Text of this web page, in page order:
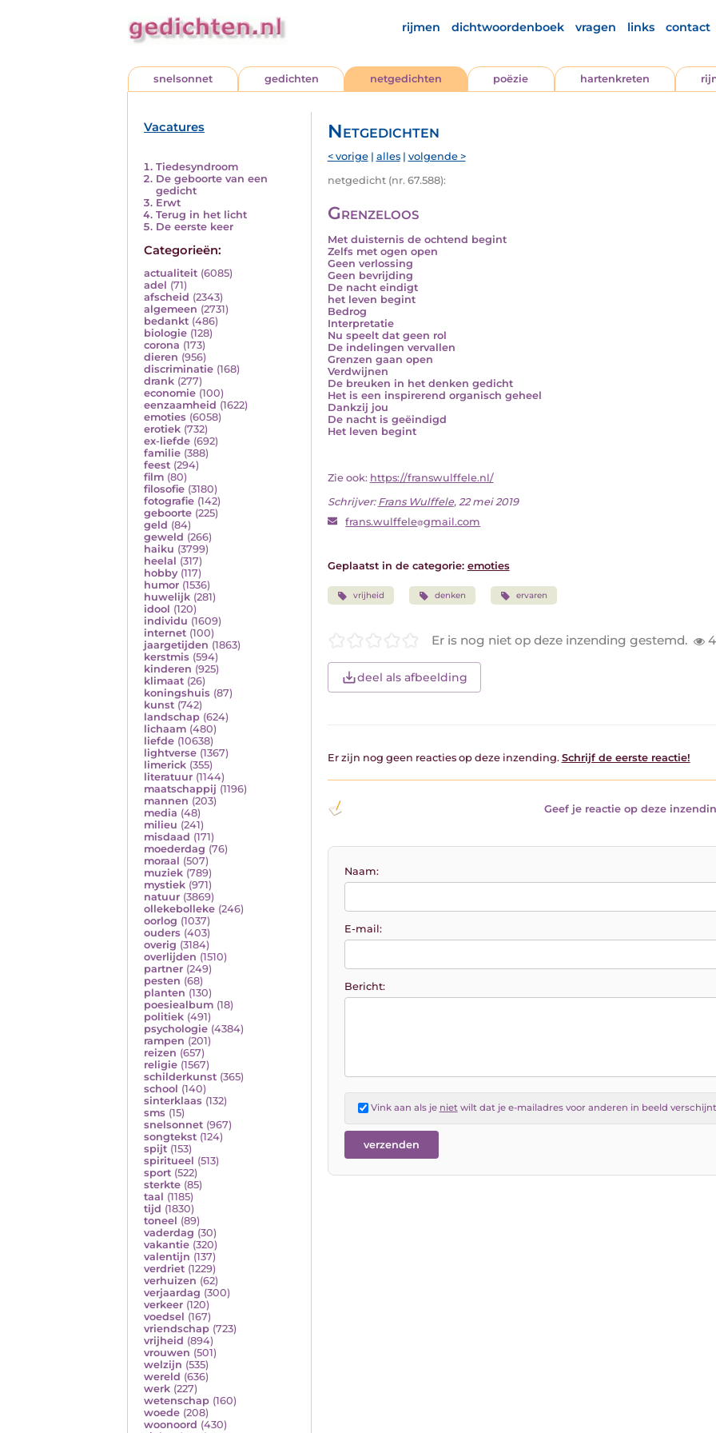
rijmen dichtwoordenboek vragen links contact
snelsonnet gedichten netgedichten poëzie hartenkreten
Vacatures
Tiedesyndroom
De geboorte van een
gedicht
Erwt
Terug in het licht
De eerste keer
Categorieën:
actualiteit (6085)
adel (71)
afscheid (2343)
algemeen (2731)
bedankt (486)
biologie (128)
corona (173)
dieren (956)
discriminatie (168)
drank (277)
economie (100)
eenzaamheid (1622)
emoties (6058)
erotiek (732)
ex-liefde (692)
familie (388)
feest (294)
film (80)
filosofie (3180)
fotografie (142)
geboorte (225)
geld (84)
geweld (266)
haiku (3799)
heelal (317)
hobby (117)
humor (1536)
huwelijk (281)
idool (120)
individu (1609)
internet (100)
jaargetijden (1863)
kerstmis (594)
kinderen (925)
klimaat (26)
koningshuis (87)
kunst (742)
landschap (624)
lichaam (480)
liefde (10638)
lightverse (1367)
limerick (355)
literatuur (1144)
maatschappij (1196)
mannen (203)
media (48)
milieu (241)
misdaad (171)
moederdag (76)
moraal (507)
muziek (789)
mystiek (971)
natuur (3869)
ollekebolleke (246)
oorlog (1037)
ouders (403)
overig (3184)
overlijden (1510)
partner (249)
pesten (68)
planten (130)
poesiealbum (18)
politiek (491)
psychologie (4384)
rampen (201)
reizen (657)
religie (1567)
schilderkunst (365)
school (140)
sinterklaas (132)
sms (15)
snelsonnet (967)
songtekst (124)
spijt (153)
spiritueel (513)
sport (522)
sterkte (85)
taal (1185)
tijd (1830)
toneel (89)
vaderdag (30)
vakantie (320)
valentijn (137)
verdriet (1229)
verhuizen (62)
verjaardag (300)
verkeer (120)
voedsel (167)
vriendschap (723)
vrijheid (894)
vrouwen (501)
welzijn (535)
wereld (636)
werk (227)
wetenschap (160)
woede (208)
woonoord (430)
Netgedichten
< vorige| alles| volgende >
netgedicht (nr. 67.588):
Grenzeloos
Met duisternis de ochtend begint
Zelfs met ogen open
Geen verlossing
Geen bevrijding
De nacht eindigt
het leven begint
Bedrog
Interpretatie
Nu speelt dat geen rol
De indelingen vervallen
Grenzen gaan open
Verdwijnen
De breuken in het denken gedicht
Het is een inspirerend organisch geheel
Dankzij jou
De nacht is geëindigd
Het leven begint
Zie ook: https://franswulffele.nl/
Schrijver: Frans Wulffele, 22 mei 2019
frans.wulffele gmail.com
Geplaatst in de categorie: emoties
vrijheid denken ervaren
Er is nog niet op deze inzending gestemd.
deel als afbeelding
Er zijn nog geen reacties op deze inzending. Schrijf de eerste reactie!
Geef je reactie op deze
Naam:
E-mail:
Bericht:
Vink aan als je nietwilt dat je e-mailadres voor anderen in beeld verschijnt